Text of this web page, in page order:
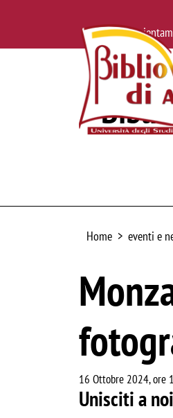
ateneo
Home eventi e
16 Ottobre 2024, ore
Unisciti a